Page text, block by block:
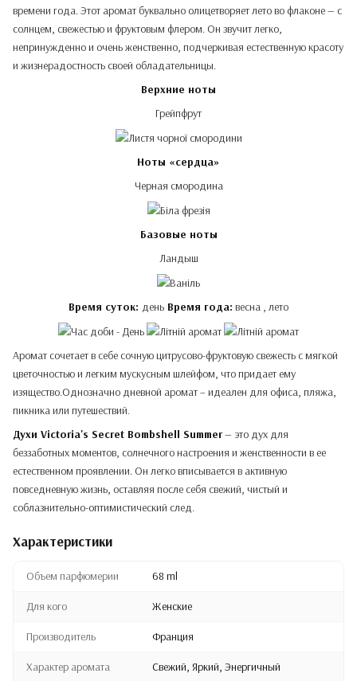
времени года. Этот аромат буквально олицетворяет лето во флаконе — с
солнцем, свежестью и фруктовым флером. Он звучит легко,
непринужденно и очень женственно, подчеркивая естественную красоту
и жизнерадостность своей обладательницы.
Верхние ноты
Грейпфрут
Ноты «сердца»
Черная смородина
Базовые ноты
Ландыш
Время суток: день Время года: весна , лето
Аромат сочетает в себе сочную цитрусово-фруктовую свежесть с мягкой
цветочностью и легким мускусным шлейфом, что придает ему
изящество.Однозначно дневной аромат – идеален для офиса, пляжа,
пикника или путешествий.
Духи Victoria's Secret Bombshell Summer— это дух для
беззаботных моментов, солнечного настроения и женственности в ее
естественном проявлении. Он легко вписывается в активную
повседневную жизнь, оставляя после себя свежий, чистый и
соблазнительно-оптимистический след.
Характеристики
Объем парфюмерии 68 ml
Для кого Женские
Производитель Франция
Характер аромата Свежий, Яркий, Энергичный